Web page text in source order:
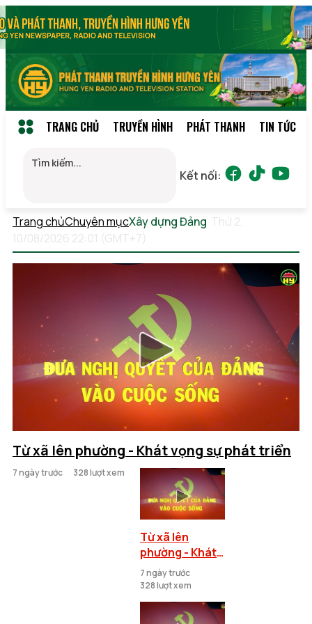
TRANG CHỦ TRUYỀN HÌNH PHÁT THANH TIN TỨC
Kết nối:
Trang chủChuyên mụcXây dựng Đảng Thứ 2,
10/08/2026 22:01 (GMT+7)
Từ xã lên phường - Khát vọng sự phát triển
7 ngày trước 328 lượt xem
Từ xã lên
phường - Khát
vọng sự phát
triển
7 ngày trước
328 lượt xem